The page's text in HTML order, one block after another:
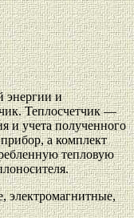
энергии и
Теплосчетчик —
и учета полученного
а комплект
тепловую
электромагнитные,